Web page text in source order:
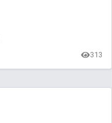
313